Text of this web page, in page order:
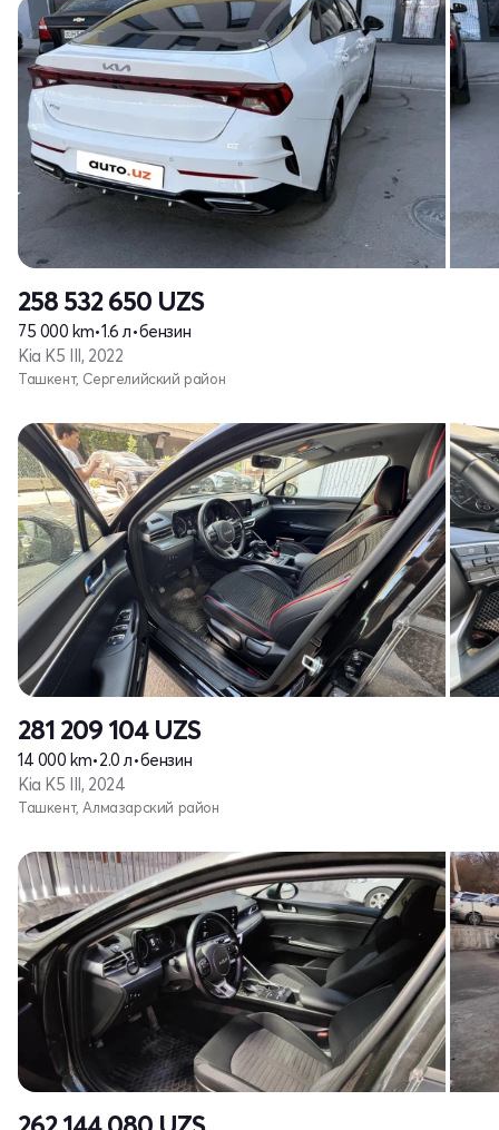
258 532 650 UZS
75 000 km•1.6 л•бензин
Kia K5 III, 2022
Ташкент, Сергелийский район
281 209 104 UZS
14 000 km•2.0 л•бензин
Kia K5 III, 2024
Ташкент, Алмазарский район